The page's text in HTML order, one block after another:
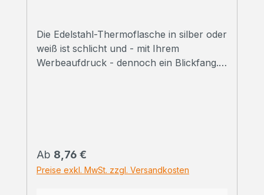
Die Edelstahl-Thermoflasche in silber oder
weiß ist schlicht und - mit Ihrem
Werbeaufdruck - dennoch ein Blickfang.
Korrekturabzug. Erst danach beginnen wir
mit dem Druck der bestellten
Gesamtmenge.Selbstverständlich können
Regulärer Preis:
Ab 8,76 €
Preise exkl. MwSt. zzgl. Versandkosten